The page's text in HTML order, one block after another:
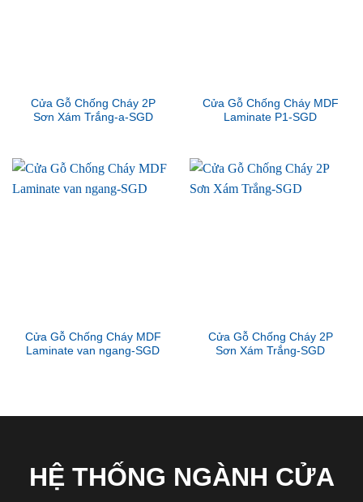
Cửa Gỗ Chống Cháy 2P
Sơn Xám Trắng-a-SGD
Cửa Gỗ Chống Cháy MDF
Laminate P1-SGD
Cửa Gỗ Chống Cháy MDF
Laminate van ngang-SGD
Cửa Gỗ Chống Cháy 2P
Sơn Xám Trắng-SGD
HỆ THỐNG NGÀNH CỬA